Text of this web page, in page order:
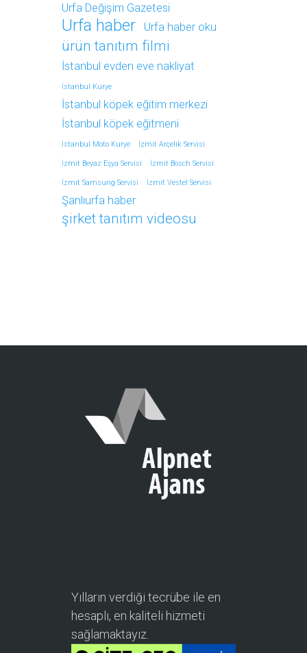
Urfa Değişim Gazetesi
Urfa haber Urfa haber oku
ürün tanıtım filmi
İstanbul evden eve nakliyat
İstanbul Kurye
İstanbul köpek eğitim merkezi
İstanbul köpek eğitmeni
İstanbul Moto Kurye İzmit Arçelik Servisi
İzmit Beyaz Eşya Servisi İzmit Bosch Servisi
İzmit Samsung Servisi İzmit Vestel Servisi
Şanlıurfa haber
şirket tanıtım videosu
Yılların verdiği tecrübe ile en
hesaplı, en kaliteli hizmeti
sağlamaktayız.